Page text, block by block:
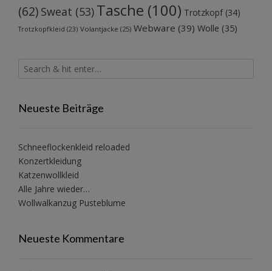
(62) Sweat (53) Tasche (100) Trotzkopf(34)
Trotzkopfkleid (23) Volantjacke (25) Webware (39) Wolle (35)
Neueste Beiträge
Schneeflockenkleid reloaded
Konzertkleidung
Katzenwollkleid
Alle Jahre wieder…
Wollwalkanzug Pusteblume
Neueste Kommentare